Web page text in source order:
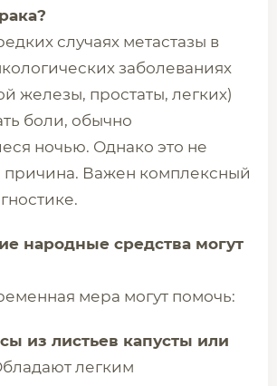
случаях метастазы в
заболеваниях
железы, простаты, легких)
боли, обычно
ночью. Однако это не
причина. Важен комплексный
народные средства могут
мера могут помочь:
из листьев капусты или
легким